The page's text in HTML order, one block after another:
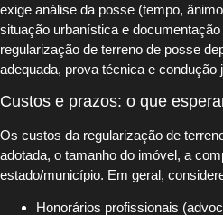
exige análise da posse (tempo,
situação urbanística e documentação
regularização de terreno de posse
adequada, prova técnica e condução
Custos e prazos: o que
Os custos da regularização de
adotada, o tamanho do imóvel, a
estado/município. Em geral,
Honorários profissionais